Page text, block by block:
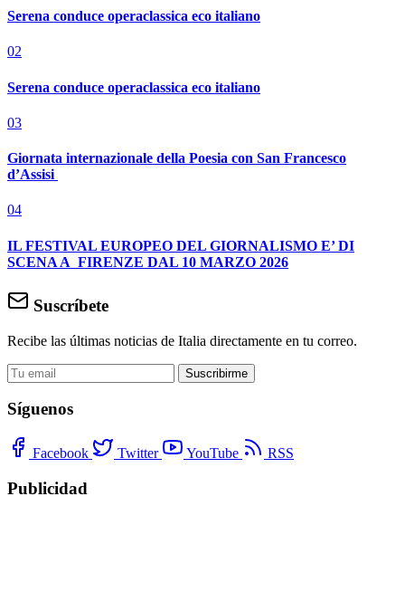
Serena conduce operaclassica eco italiano
02
Serena conduce operaclassica eco italiano
03
Giornata internazionale della Poesia con San Francesco
d’Assisi
04
IL FESTIVAL EUROPEO DEL GIORNALISMO E’ DI
SCENA A FIRENZE DAL 10 MARZO 2026
Suscríbete
Recibe las últimas noticias de Italia directamente en tu correo.
Suscribirme
Síguenos
Facebook Twitter YouTube RSS
Publicidad